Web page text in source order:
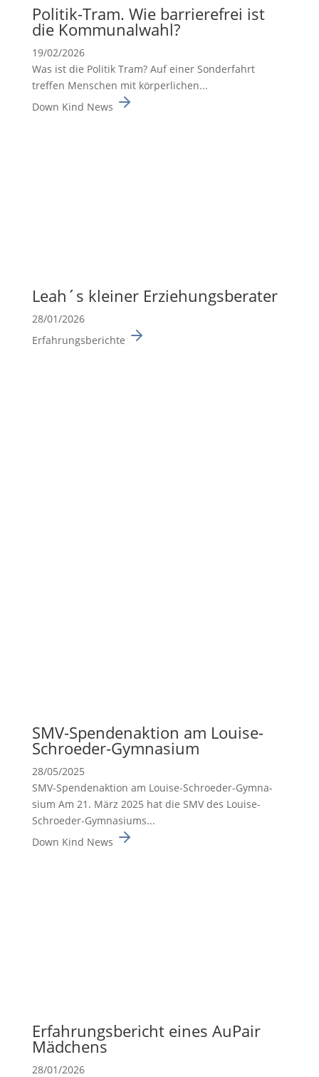
Politik-Tram. Wie barrie­re­frei ist
die Kommu­nal­wahl?
19/02/2026
Was ist die Politik Tram? Auf einer Sonderfahrt
treffen Menschen mit körperlichen...
Down Kind News
Leah´s kleiner Erzie­hungs­be­rater
28/01/2026
Erfahrungsberichte
SMV-Spenden­ak­tion am Louise-
Schroeder-Gymna­sium
28/05/2025
SMV-Spenden­ak­tion am Louise-Schroeder-Gymna­
sium Am 21. März 2025 hat die SMV des Louise-
Schroeder-Gymna­siums...
Down Kind News
Erfah­rungs­be­richt eines AuPair
Mädchens
28/01/2026